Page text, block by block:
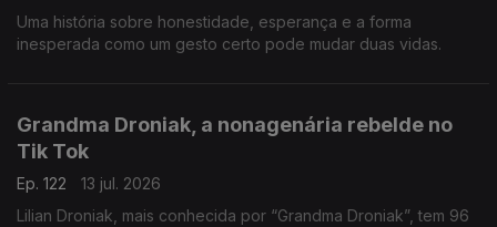
Uma história sobre honestidade, esperança e a forma
inesperada como um gesto certo pode mudar duas vidas.
Grandma Droniak, a nonagenária rebelde no
Tik Tok
Ep. 122
13 jul. 2026
Lilian Droniak, mais conhecida por “Grandma Droniak”, tem 96